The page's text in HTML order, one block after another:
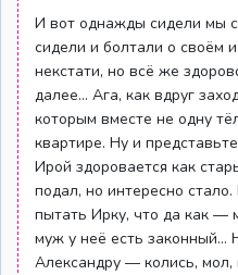
И вот однажды сидели мы
сидели и болтали о своём
некстати, но всё же
далее… Ага, как вдруг
которым вместе не одну
квартире. Ну и
Ирой здоровается как
подал, но интересно
пытать Ирку, что да как —
муж у неё есть законный…
Александру — колись, мол,